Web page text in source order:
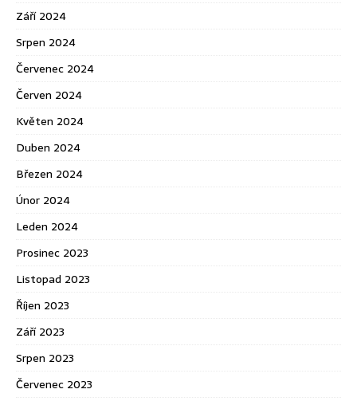
Září 2024
Srpen 2024
Červenec 2024
Červen 2024
Květen 2024
Duben 2024
Březen 2024
Únor 2024
Leden 2024
Prosinec 2023
Listopad 2023
Říjen 2023
Září 2023
Srpen 2023
Červenec 2023